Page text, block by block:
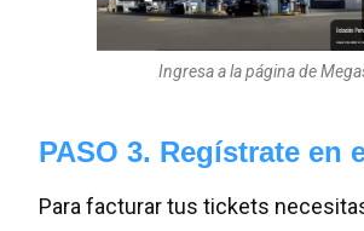
Ingresa a la página de
PASO 3. Regístrate en
Para facturar tus tickets